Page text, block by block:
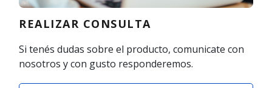
REALIZAR CONSULTA
Si tenés dudas sobre el producto, comunicate con
nosotros y con gusto responderemos.